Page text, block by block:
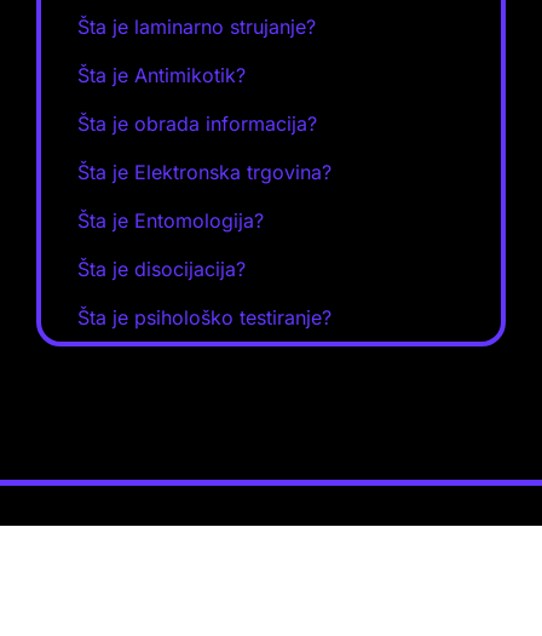
Šta je laminarno strujanje?
Šta je Antimikotik?
Šta je obrada informacija?
Šta je Elektronska trgovina?
Šta je Entomologija?
Šta je disocijacija?
Šta je psihološko testiranje?